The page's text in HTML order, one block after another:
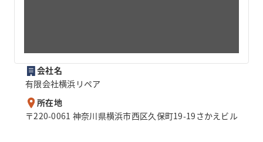
会社名
有限会社横浜リペア
所在地
〒220-0061 神奈川県横浜市西区久保町19-19さかえビル